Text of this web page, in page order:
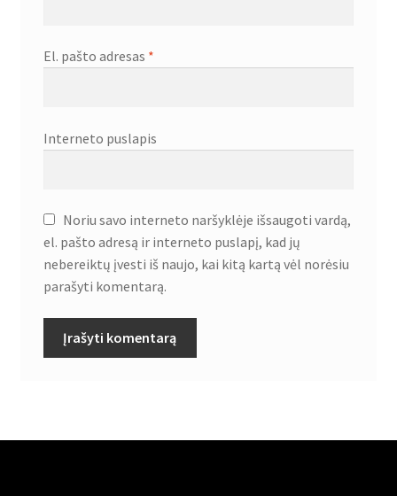
El. pašto adresas *
Interneto puslapis
Noriu savo interneto naršyklėje išsaugoti vardą,
el. pašto adresą ir interneto puslapį, kad jų
nebereiktų įvesti iš naujo, kai kitą kartą vėl norėsiu
parašyti komentarą.